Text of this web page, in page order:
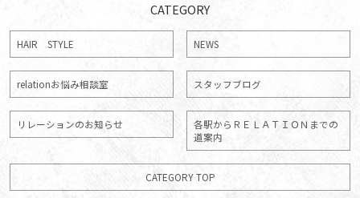
CATEGORY
HAIR STYLE NEWS
relationお悩み相談室 スタッフブログ
リレーションのお知らせ
各駅からＲＥＬＡＴＩＯＮまでの
道案内
CATEGORY TOP